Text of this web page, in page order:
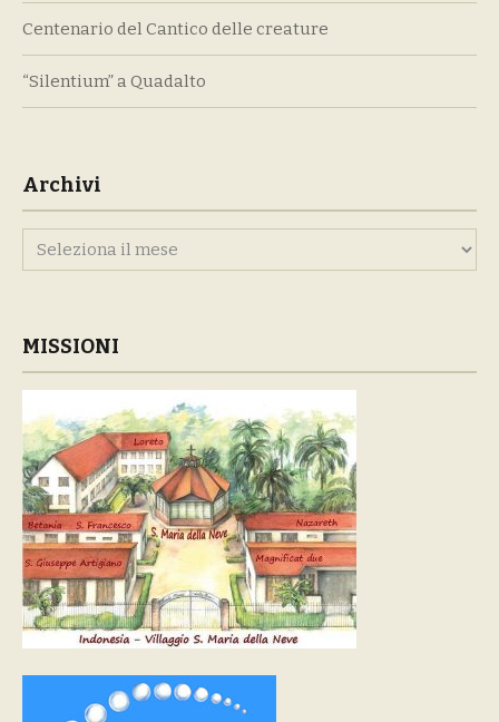
Centenario del Cantico delle creature
“Silentium” a Quadalto
Archivi
Archivi
MISSIONI